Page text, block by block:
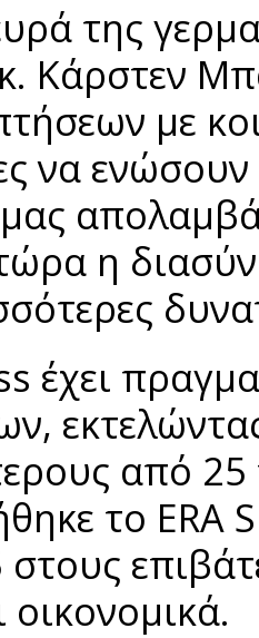
της
Κάρστεν
με
να
μας
η
έχει
από
το ERA